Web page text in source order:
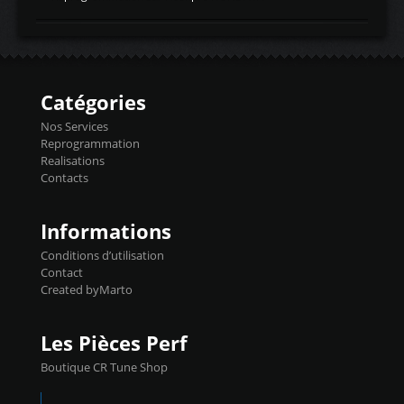
d'admissiontemp ex. pour atmo -30- 80°C
temperaturetemperature ldr moteurtemp
Injecteurs + Flashpro 1370€ TTC Le
précise et performante. Vous pourrez
basculer de la carto sans plomb à Ethanol à
l'aide du flashpro OPTION ECONOMIQUES
Reprog SP 98 sur le calculateur d'origine
450€ TTC Un gain d'environ 10cv et 15nm
Catégories
Nos Services
Reprogrammation
Realisations
Contacts
Informations
Conditions d’utilisation
Contact
Created byMarto
Les Pièces Perf
Boutique CR Tune Shop